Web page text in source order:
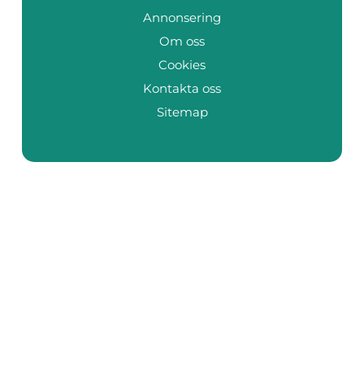
Annonsering
Om oss
Cookies
Kontakta oss
Sitemap